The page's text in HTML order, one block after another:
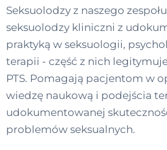
Seksuolodzy z naszego
seksuolodzy kliniczni z
praktyką w seksuologii,
terapii - część z nich
PTS. Pomagają pacjentom w
wiedzę naukową i podejścia
udokumentowanej
problemów seksualnych.